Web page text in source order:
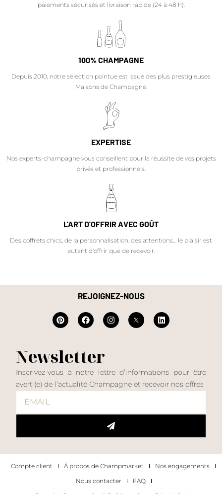
paiements sécurisés et livraison rapide (24 à 48 h).
100% CHAMPAGNE
Depuis 2010, notre sélection pointue est issue des plus prestigieuses
Maisons de Champagne.
EXPERTISE
Nos experts-champagne vous conseillent pour la réussite de vos projets
privés et professionnels.
L'ART D'OFFRIR AVEC GOÛT
Des coffrets chics, de la personnalisation, des attentions… le plaisir est
autant d'offrir que de recevoir.
REJOIGNEZ-NOUS
Newsletter
Inscrivez-vous à notre lettre d’informations pour être
averti(e) de l’actualité Champagne et recevoir nos offres
Compte client À propos de Champmarket
Nos engagements
Nous contacter
FAQ